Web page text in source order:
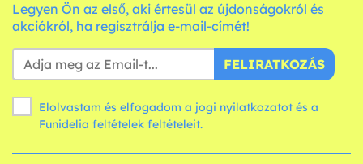
Legyen Ön az első, aki értesül az újdonságokról és
akciókról, ha regisztrálja e-mail-címét!
FELIRATKOZÁS
Elolvastam és elfogadom a jogi nyilatkozatot és a
Funidelia feltételek feltételeit.